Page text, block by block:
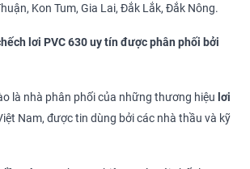
Kon Tum, Gia Lai, Đắk Lắk, Đắk Nông.
lơi PVC 630 uy tín được phân phối bởi
là nhà phân phối của những thương hiệu lơi
Nam, được tin dùng bởi các nhà thầu và kỹ